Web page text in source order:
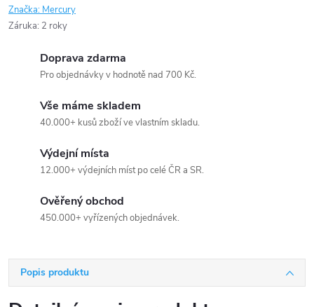
Značka: Mercury
Záruka: 2 roky
Doprava zdarma
Pro objednávky v hodnotě nad 700 Kč.
Vše máme skladem
40.000+ kusů zboží ve vlastním skladu.
Výdejní místa
12.000+ výdejních míst po celé ČR a SR.
Ověřený obchod
450.000+ vyřízených objednávek.
Popis produktu